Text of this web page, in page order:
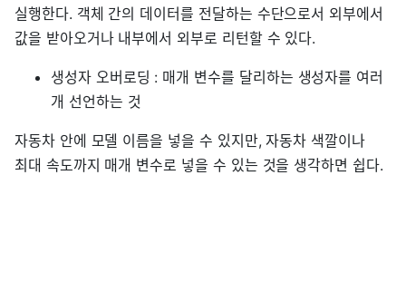
실행한다. 객체 간의 데이터를 전달하는 수단으로서 외부에서
값을 받아오거나 내부에서 외부로 리턴할 수 있다.
생성자 오버로딩 : 매개 변수를 달리하는 생성자를 여러
개 선언하는 것
자동차 안에 모델 이름을 넣을 수 있지만, 자동차 색깔이나
최대 속도까지 매개 변수로 넣을 수 있는 것을 생각하면 쉽다.